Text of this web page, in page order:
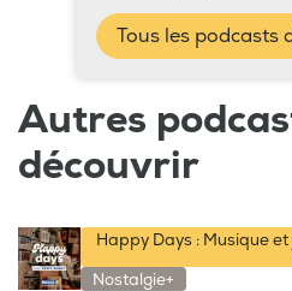
Tous les podcasts
Autres
découvrir
Happy Days : Musique
Nostalgie+